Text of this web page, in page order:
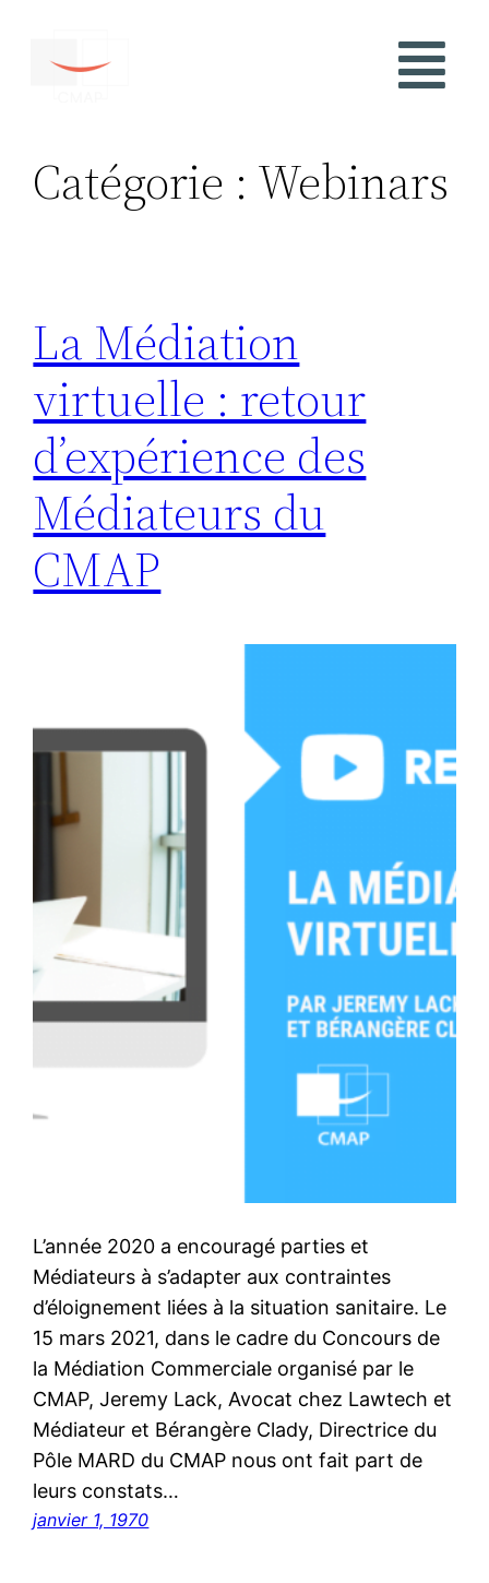
Catégorie : Webinars
La Médiation
virtuelle : retour
d’expérience des
Médiateurs du
CMAP
L’année 2020 a encouragé parties et
Médiateurs à s’adapter aux contraintes
d’éloignement liées à la situation sanitaire. Le
15 mars 2021, dans le cadre du Concours de
la Médiation Commerciale organisé par le
CMAP, Jeremy Lack, Avocat chez Lawtech et
Médiateur et Bérangère Clady, Directrice du
Pôle MARD du CMAP nous ont fait part de
leurs constats…
janvier 1, 1970